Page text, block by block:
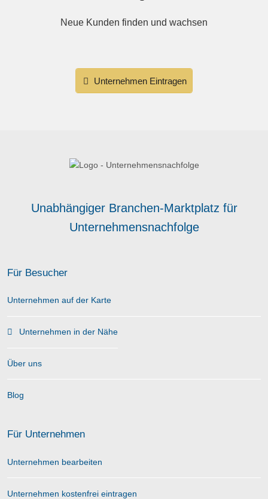
Neue Kunden finden und wachsen
Unternehmen Eintragen
Unabhängiger Branchen-Marktplatz für
Unternehmensnachfolge
Für Besucher
Unternehmen auf der Karte
Unternehmen in der Nähe
Über uns
Blog
Für Unternehmen
Unternehmen bearbeiten
Unternehmen kostenfrei eintragen